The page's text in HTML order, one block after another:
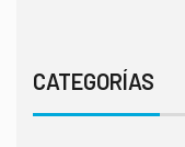
CATEGORÍAS